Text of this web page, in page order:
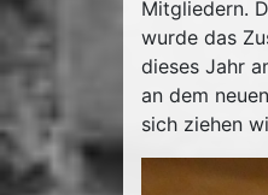
Mitgliedern.
wurde das
dieses Jahr
an dem
sich ziehen